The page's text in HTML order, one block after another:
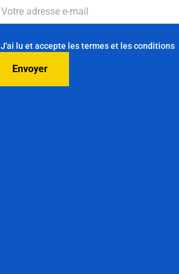
J'ai lu et accepte les termes et les conditions